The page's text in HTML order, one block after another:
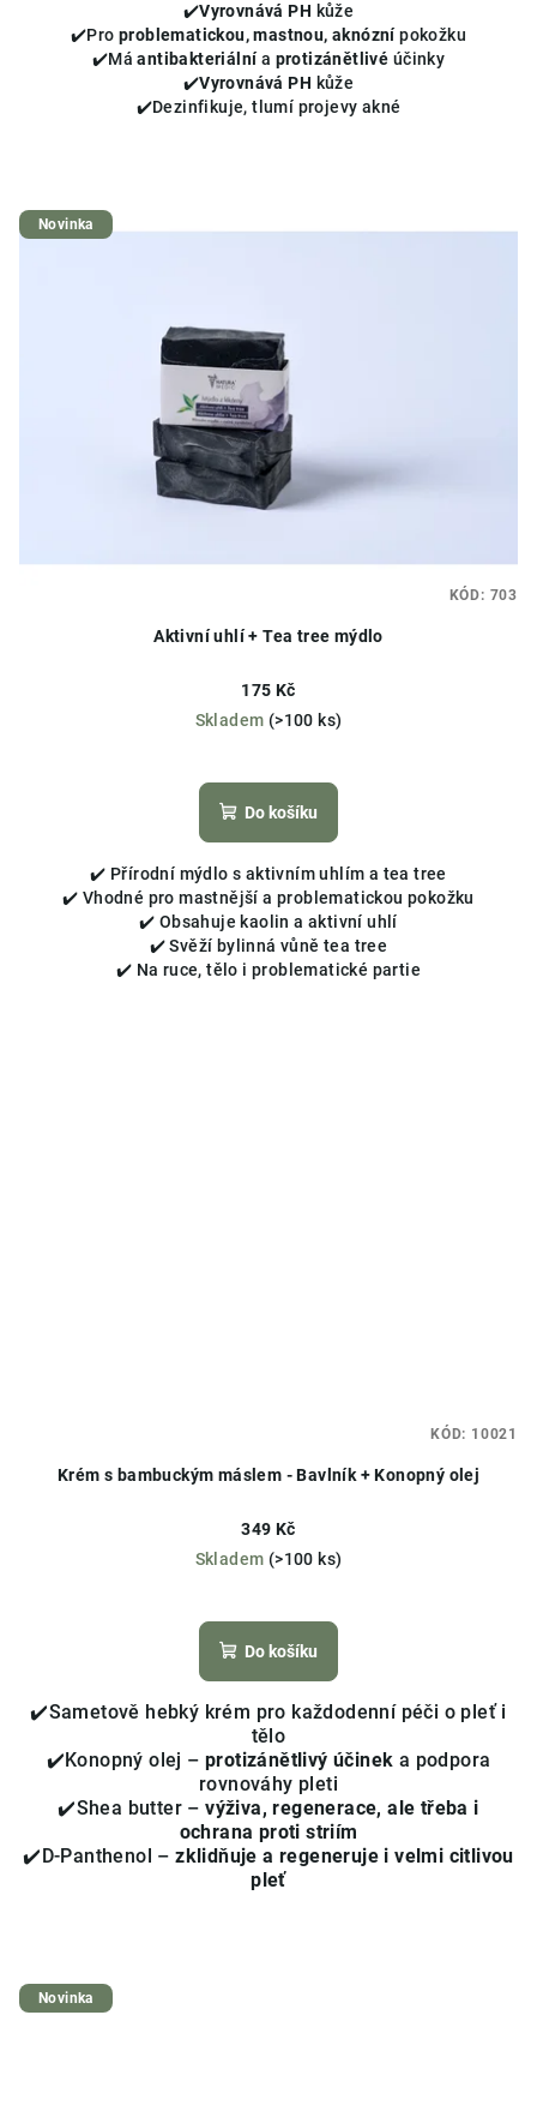
z
5
hvězdiček.
✔️Vyrovnává PH kůže
✔️Pro problematickou, mastnou, aknóznípokožku
✔️Máantibakteriálnía protizánětlivé účinky
✔️Vyrovnává PH kůže
✔️Dezinfikuje, tlumí projevy akné
Novinka
Aktivní uhlí + Tea tree mýdlo
175 Kč
Skladem (>100 ks)
Do košíku
✔️ Přírodní mýdlo s aktivním uhlím a tea tree
✔️ Vhodné pro mastnější a problematickou pokožku
✔️ Obsahuje kaolin a aktivní uhlí
✔️ Svěží bylinná vůně tea tree
✔️ Na ruce, tělo i problematické partie
KÓD: 703
Krém s bambuckým máslem - Bavlník + Konopný olej
349 Kč
Skladem (>100 ks)
hodnocení
produktu
z
5
hvězdiček.
Do košíku
✔️Sametově hebký krém pro každodenní péči o pleť i
tělo
✔️Konopný olej – protizánětlivý účinek a podpora
rovnováhy pleti
✔️Shea butter –výživa, regenerace, ale třeba i
ochrana proti striím
✔️D-Panthenol –zklidňuje a regeneruje i velmi citlivou
pleť
KÓD: 10021
Novinka